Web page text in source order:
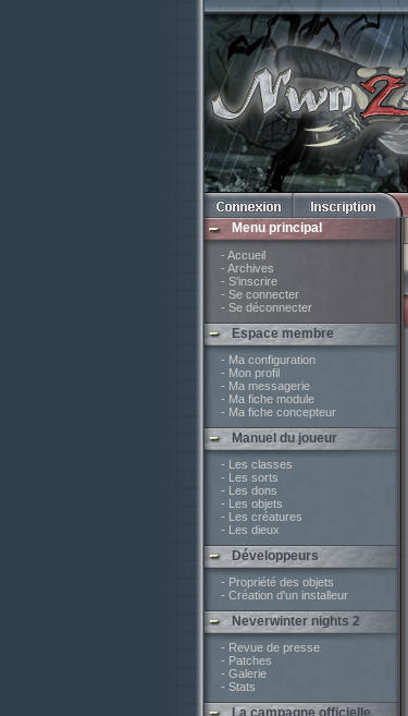
Menu principal
- Accueil
- Archives
- S'inscrire
- Se connecter
- Se déconnecter
Espace membre
- Ma configuration
- Mon profil
- Ma messagerie
- Ma fiche module
- Ma fiche concepteur
Manuel du joueur
- Les classes
- Les sorts
- Les dons
- Les objets
- Les créatures
- Les dieux
Développeurs
- Propriété des objets
- Création d'un installeur
Neverwinter nights 2
- Revue de presse
- Patches
- Galerie
- Stats
La campagne officielle